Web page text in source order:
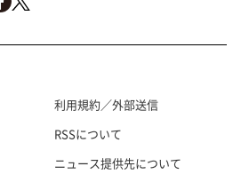
利用規約／外部送信
RSSについて
ニュース提供先について